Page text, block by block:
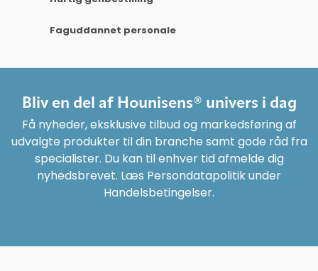
Faguddannet personale
Bliv en del af Hounisens® univers i dag
Få nyheder, eksklusive tilbud og markedsføring af
udvalgte produkter til din branche samt gode råd fra
specialister. Du kan til enhver tid afmelde dig
nyhedsbrevet. Læs Persondatapolitik under
Handelsbetingelser.